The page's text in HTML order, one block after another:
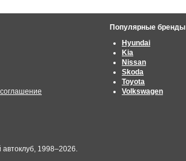
Популярные бренды
Hyundai
Kia
Nissan
Skoda
Toyota
Volkswagen
1998–2026.